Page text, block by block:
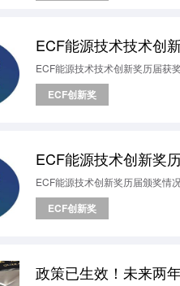
ECF能源技术技术创
ECF能源技术技术创新奖历届获
ECF创新奖
ECF能源技术创新奖
ECF能源技术创新奖历届颁奖情
ECF创新奖
政策已生效！未来两